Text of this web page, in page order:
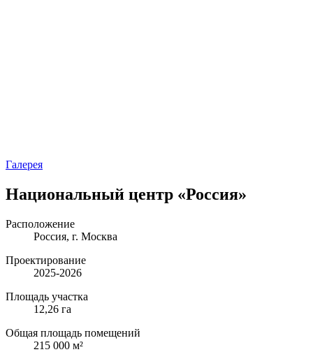
Галерея
Национальный центр «Россия»
Расположение
Россия, г. Москва
Проектирование
2025-2026
Площадь участка
12,26 га
Общая площадь помещений
215 000 м²